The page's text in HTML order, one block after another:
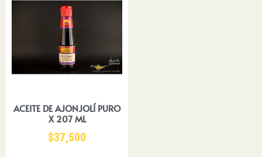
ACEITE DE AJONJOLÍ PURO
X 207 ML
$37,500